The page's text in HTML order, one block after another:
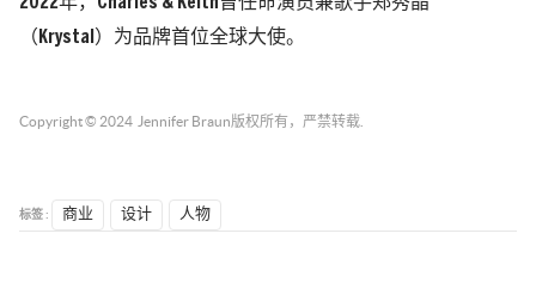
（Krystal）为品牌首位全球大使。
Copyright © 2024 Jennifer Braun 版权所有，严禁转载.
标签 : 商业 设计 人物